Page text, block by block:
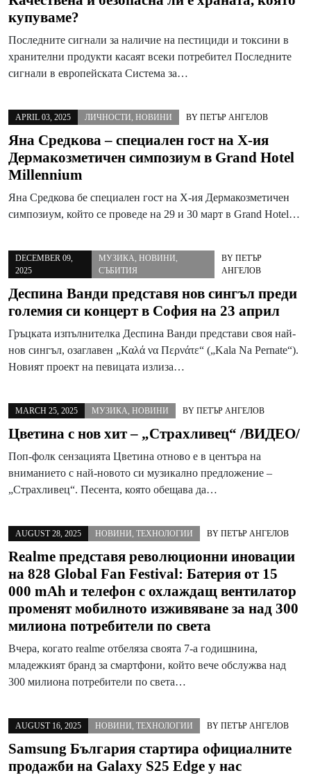
купуваме?
Последните сигнали за наличие на пестициди и токсини в
хранителни продукти касаят всеки потребител Последните
сигнали в европейската Система за…
APRIL 03, 2025 ЛИЧНОСТИ, НОВИНИ BY ПЕТЪР АНГЕЛОВ
Яна Средкова – специален гост на X-ия
Дермакозметичен симпозиум в Grand Hotel
Millennium
Яна Средкова бе специален гост на X-ия Дермакозметичен
симпозиум, който се проведе на 29 и 30 март в Grand Hotel…
DECEMBER 09,
2025
МУЗИКА, НОВИНИ,
СЪБИТИЯ
BY ПЕТЪР
АНГЕЛОВ
Деспина Ванди представя нов сингъл преди
големия си концерт в София на 23 април
Гръцката изпълнителка Деспина Ванди представи своя най-
нов сингъл, озаглавен „Καλά να Περνάτε“ („Kala Na Pernate“).
Новият проект на певицата излиза…
MARCH 25, 2025 МУЗИКА, НОВИНИ BY ПЕТЪР АНГЕЛОВ
Цветина с нов хит – „Страхливец“ /ВИДЕО/
Поп-фолк сензацията Цветина отново е в центъра на
вниманието с най-новото си музикално предложение –
„Страхливец“. Песента, която обещава да…
AUGUST 28, 2025 НОВИНИ, ТЕХНОЛОГИИ BY ПЕТЪР АНГЕЛОВ
Realme представя революционни иновации
на 828 Global Fan Festival: Батерия от 15
000 mAh и телефон с охлаждащ вентилатор
променят мобилното изживяване за над 300
милиона потребители по светa
Вчера, когато realme отбеляза своята 7-а годишнина,
младежкият бранд за смартфони, който вече обслужва над
300 милиона потребители по света…
AUGUST 16, 2025 НОВИНИ, ТЕХНОЛОГИИ BY ПЕТЪР АНГЕЛОВ
Samsung България стартира официалните
продажби на Galaxy S25 Edge у нас